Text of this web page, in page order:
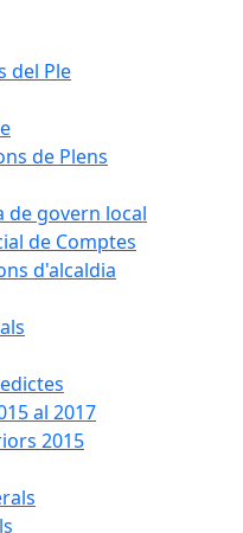
del Ple
de Plens
de govern local
de Comptes
d'alcaldia
al 2017
2015